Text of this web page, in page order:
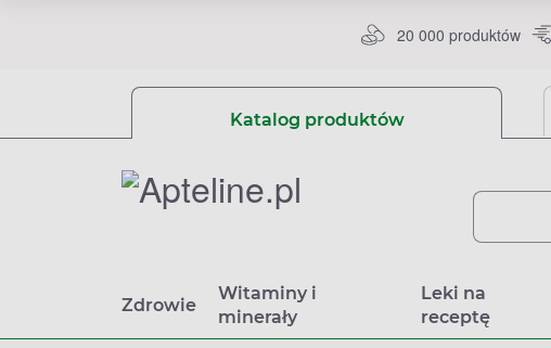
20 000 produktów
Katalog produktów
Zdrowie
Witaminy i
minerały
Leki na
receptę